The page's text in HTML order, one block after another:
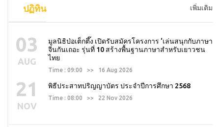
ปฏิทิน เพิ่มเติม
03
AUG
มูลนิธิป่อเต็กตึ๊ง เปิดรับสมัครโครงการ ‘เล่นสนุกกับภาษา
จีนกันเถอะ รุ่นที่ 10 สร้างพื้นฐานภาษาสำหรับเยาวชน
ไทย
Time : 09:00 >> 16 Aug 2026
21
NOV
พิธีประสาทปริญญาบัตร ประจำปีการศึกษา 2568
Time : 08:00 >> 22 Nov 2026